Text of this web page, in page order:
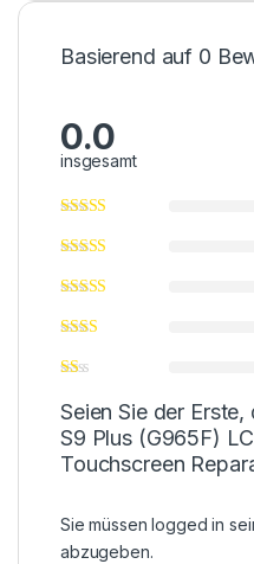
Basierend auf 0
0.0
insgesamt
Seien Sie der Erste,
S9 Plus (G965F)
Touchscreen
Sie müssenlogged in
abzugeben.